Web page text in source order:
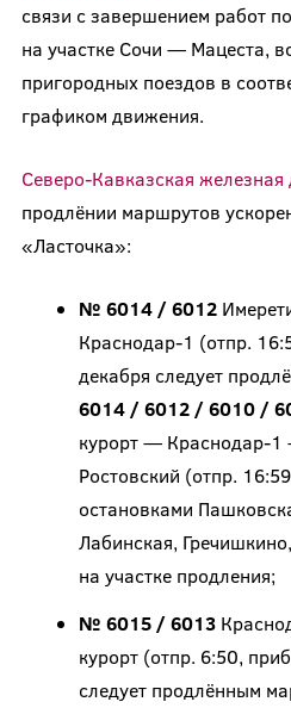
связи с завершением работ
на участке Сочи — Мацеста,
пригородных поездов в
графиком движения.
Северо-Кавказская железная
продлёнии маршрутов
«Ласточка»:
№ 6014 / 6012
Краснодар-1 (отпр.
декабря следует
6014 / 6012 / 6010 /
курорт — Краснодар-
Ростовский (отпр.
остановками
Лабинская,
на участке продления;
№ 6015 / 6013
курорт (отпр. 6:50,
следует продлённым